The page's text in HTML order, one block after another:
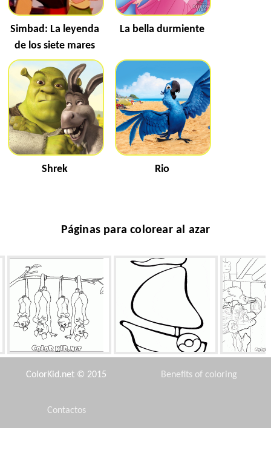
Simbad: La leyenda
de los siete mares
La bella durmiente
Shrek Rio
Páginas para colorear al azar
Opposums Keel Mérida
ColorKid.net © 2015 Benefits of coloring
Contactos